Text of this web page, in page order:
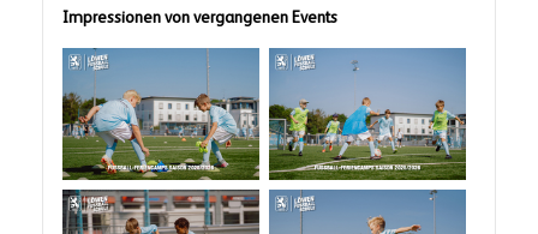
Impressionen von vergangenen Events